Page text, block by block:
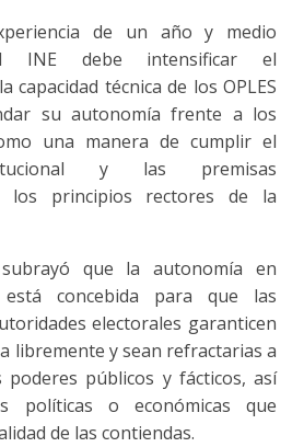
de un año y medio
INE debe intensificar el
capacidad técnica de los OPLES
su autonomía frente a los
una manera de cumplir el
y las premisas
los principios rectores de la
que la autonomía en
concebida para que las
electorales garanticen
libremente y sean refractarias a
públicos y fácticos, así
políticas o económicas que
de las contiendas.